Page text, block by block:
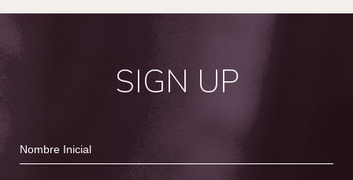
SIGN UP
Hidden
Field
Nombre
Inicial